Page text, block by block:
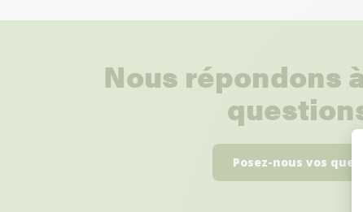
Nous répondons
Posez-nous vos